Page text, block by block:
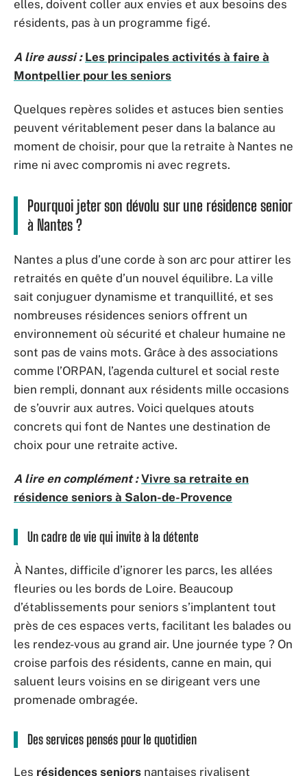
elles, doivent coller aux envies et aux besoins des
résidents, pas à un programme figé.
A lire aussi : Les principales activités à faire à
Montpellier pour les seniors
Quelques repères solides et astuces bien senties
peuvent véritablement peser dans la balance au
moment de choisir, pour que la retraite à Nantes ne
rime ni avec compromis ni avec regrets.
Pourquoi jeter son dévolu sur une résidence senior
à Nantes ?
Nantes a plus d’une corde à son arc pour attirer les
retraités en quête d’un nouvel équilibre. La ville
sait conjuguer dynamisme et tranquillité, et ses
nombreuses résidences seniors offrent un
environnement où sécurité et chaleur humaine ne
sont pas de vains mots. Grâce à des associations
comme l’ORPAN, l’agenda culturel et social reste
bien rempli, donnant aux résidents mille occasions
de s’ouvrir aux autres. Voici quelques atouts
concrets qui font de Nantes une destination de
choix pour une retraite active.
A lire en complément : Vivre sa retraite en
résidence seniors à Salon-de-Provence
Un cadre de vie qui invite à la détente
À Nantes, difficile d’ignorer les parcs, les allées
fleuries ou les bords de Loire. Beaucoup
d’établissements pour seniors s’implantent tout
près de ces espaces verts, facilitant les balades ou
les rendez-vous au grand air. Une journée type ? On
croise parfois des résidents, canne en main, qui
saluent leurs voisins en se dirigeant vers une
promenade ombragée.
Des services pensés pour le quotidien
Les résidences seniors nantaises rivalisent